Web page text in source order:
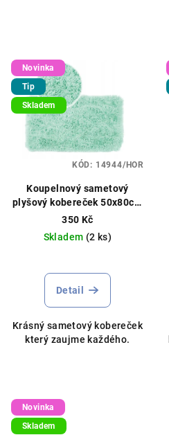
Novinka
Tip
Skladem
Koupelnový sametový
plyšový kobereček 50x80cm
různé barvy
350 Kč
Skladem (2 ks)
Detail
Krásný sametový kobereček
který zaujme každého.
KÓD: 14944/HOR
Novinka
Skladem